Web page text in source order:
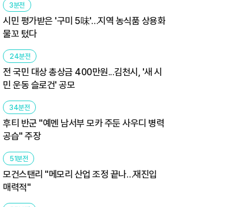
3분전
시민 평가받은 '구미 5味'…지역 농식품 상용화
물꼬 텄다
24분전
전 국민 대상 총상금 400만원...김천시, '새 시
민 운동 슬로건' 공모
34분전
후티 반군 "예멘 남서부 모카 주둔 사우디 병력
공습" 주장
51분전
모건스탠리 "메모리 산업 조정 끝나…재진입
매력적"